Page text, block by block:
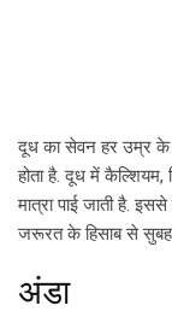
दूध का सेवन हर उम्र के
होता है. दूध में कैल्शियम,
मात्रा पाई जाती है.
जरूरत के हिसाब से
अंडा